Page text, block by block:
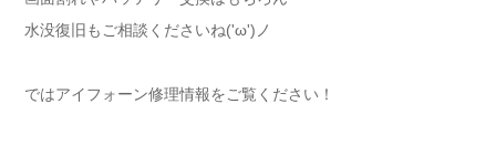
水没復旧もご相談くださいね('ω')ノ
ではアイフォーン修理情報をご覧ください！